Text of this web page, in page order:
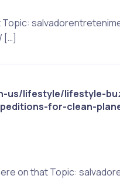
Topic:
[…]
us/lifestyle/lifestyle-
for-clean-
on that Topic: